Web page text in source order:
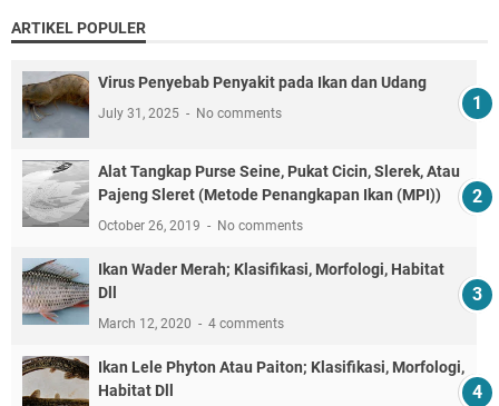
ARTIKEL POPULER
Virus Penyebab Penyakit pada Ikan dan Udang
July 31, 2025 No comments
Alat Tangkap Purse Seine, Pukat Cicin, Slerek, Atau
Pajeng Sleret (Metode Penangkapan Ikan (MPI))
October 26, 2019 No comments
Ikan Wader Merah; Klasifikasi, Morfologi, Habitat
Dll
March 12, 2020 4 comments
Ikan Lele Phyton Atau Paiton; Klasifikasi, Morfologi,
Habitat Dll